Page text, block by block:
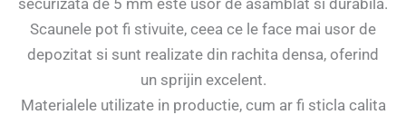
Scaunele pot fi stivuite, ceea ce le face mai usor de
depozitat si sunt realizate din rachita densa, oferind
un sprijin excelent.
Materialele utilizate in productie, cum ar fi sticla calita